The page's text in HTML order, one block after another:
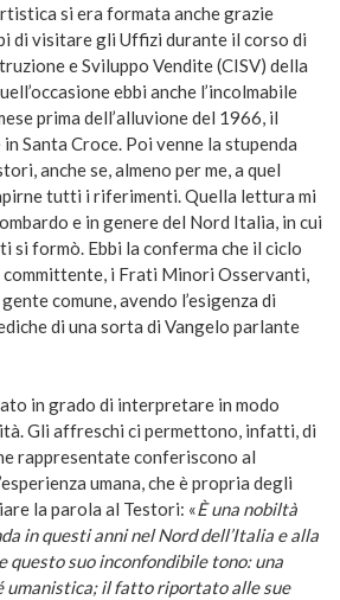
si era formata anche grazie
di visitare gli Uffizi durante il corso di
e Sviluppo Vendite (CISV) della
ebbi anche l’incolmabile
prima dell’alluvione del 1966, il
Santa Croce. Poi venne la stupenda
anche se, almeno per me, a quel
tutti i riferimenti. Quella lettura mi
e in genere del Nord Italia, in cui
si formò. Ebbi la conferma che il ciclo
i Frati Minori Osservanti,
comune, avendo l’esigenza di
di una sorta di Vangelo parlante
in grado di interpretare in modo
Gli affreschi ci permettono, infatti, di
rappresentate conferiscono al
umana, che è propria degli
la parola al Testori: «È una nobiltà
in questi anni nel Nord dell’Italia e alla
questo suo inconfondibile tono: una
umanistica; il fatto riportato alle sue